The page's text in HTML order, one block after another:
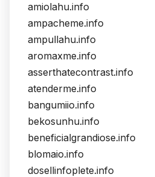
amiolahu.info
ampacheme.info
ampullahu.info
aromaxme.info
asserthatecontrast.info
atenderme.info
bangumiio.info
bekosunhu.info
beneficialgrandiose.info
blomaio.info
dosellinfoplete.info